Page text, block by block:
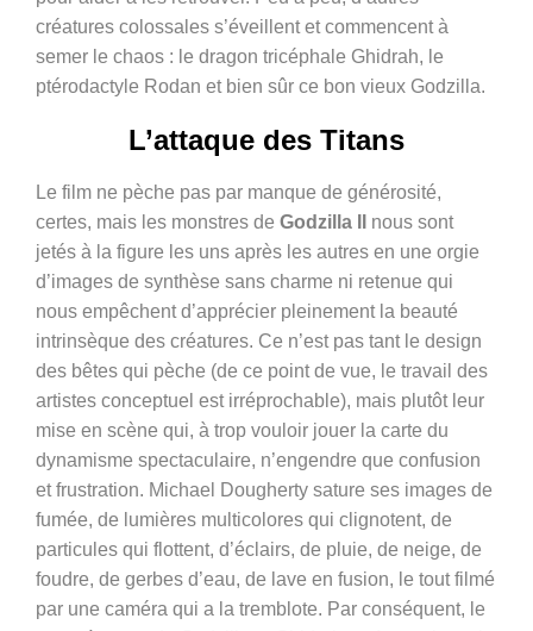
créatures colossales s’éveillent et commencent à
semer le chaos : le dragon tricéphale Ghidrah, le
ptérodactyle Rodan et bien sûr ce bon vieux Godzilla.
L’attaque des Titans
Le film ne pèche pas par manque de générosité,
certes, mais les monstres de Godzilla II nous sont
jetés à la figure les uns après les autres en une orgie
d’images de synthèse sans charme ni retenue qui
nous empêchent d’apprécier pleinement la beauté
intrinsèque des créatures. Ce n’est pas tant le design
des bêtes qui pèche (de ce point de vue, le travail des
artistes conceptuel est irréprochable), mais plutôt leur
mise en scène qui, à trop vouloir jouer la carte du
dynamisme spectaculaire, n’engendre que confusion
et frustration. Michael Dougherty sature ses images de
fumée, de lumières multicolores qui clignotent, de
particules qui flottent, d’éclairs, de pluie, de neige, de
foudre, de gerbes d’eau, de lave en fusion, le tout filmé
par une caméra qui a la tremblote. Par conséquent, le